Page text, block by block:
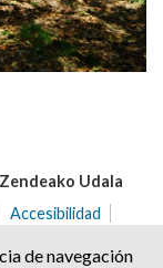
Udala
Accesibilidad
de navegación